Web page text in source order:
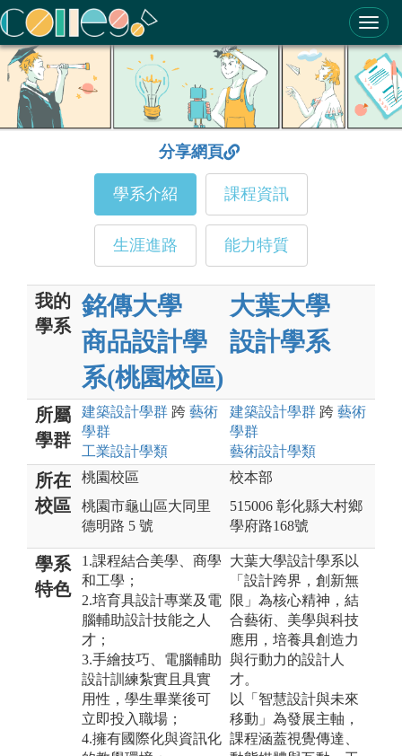
ColleGo! 大學選才與高中育才輔助系統
分享網頁
學系介紹 課程資訊
生涯進路 能力特質
我的
學系
銘傳大學
商品設計學
系(桃園校區)
大葉大學
設計學系
所屬
學群
建築設計學群 跨 藝術
學群
工業設計學類
建築設計學群 跨 藝術
學群
藝術設計學類
所在
校區
桃園校區
桃園市龜山區大同里
德明路 5 號
校本部
515006 彰化縣大村鄉
學府路168號
學系
特色
1.課程結合美學、商學
和工學；
2.培育具設計專業及電
腦輔助設計技能之人
才；
3.手繪技巧、電腦輔助
設計訓練紮實且具實
用性，學生畢業後可
立即投入職場；
4.擁有國際化與資訊化
大葉大學設計學系以
「設計跨界，創新無
限」為核心精神，結
合藝術、美學與科技
應用，培養具創造力
與行動力的設計人
才。
以「智慧設計與未來
移動」為發展主軸，
課程涵蓋視覺傳達、